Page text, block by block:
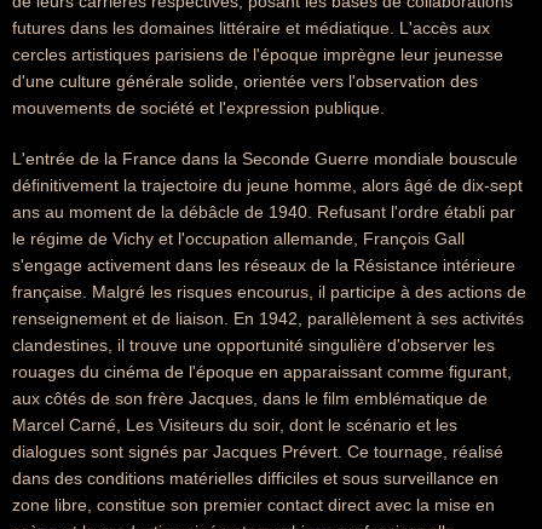
futures dans les domaines littéraire et médiatique. L'accès aux
cercles artistiques parisiens de l'époque imprègne leur jeunesse
d'une culture générale solide, orientée vers l'observation des
mouvements de société et l'expression publique.
L'entrée de la France dans la Seconde Guerre mondiale bouscule
définitivement la trajectoire du jeune homme, alors âgé de dix-sept
ans au moment de la débâcle de 1940. Refusant l'ordre établi par
le régime de Vichy et l'occupation allemande, François Gall
s'engage activement dans les réseaux de la Résistance intérieure
française. Malgré les risques encourus, il participe à des actions de
renseignement et de liaison. En 1942, parallèlement à ses activités
clandestines, il trouve une opportunité singulière d'observer les
rouages du cinéma de l'époque en apparaissant comme figurant,
aux côtés de son frère Jacques, dans le film emblématique de
Marcel Carné, Les Visiteurs du soir, dont le scénario et les
dialogues sont signés par Jacques Prévert. Ce tournage, réalisé
dans des conditions matérielles difficiles et sous surveillance en
zone libre, constitue son premier contact direct avec la mise en